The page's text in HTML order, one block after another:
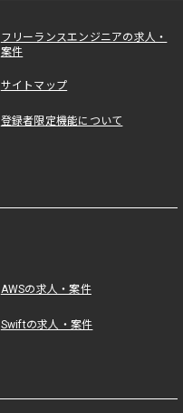
フリーランスエンジニアの求人・
案件
サイトマップ
登録者限定機能について
AWSの求人・案件
Swiftの求人・案件